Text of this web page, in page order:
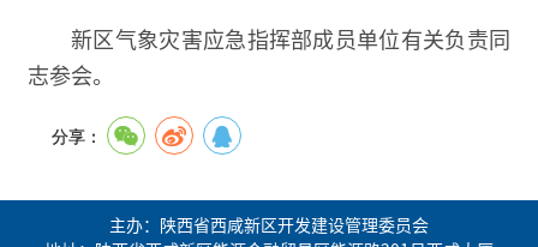
新区气象灾害应急指挥部成员单位有关负责同
志参会。
分享：
主办：陕西省西咸新区开发建设管理委员会